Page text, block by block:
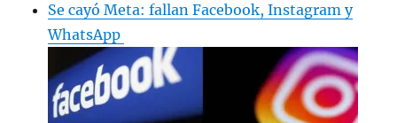
Avisen a todos.
pic.twitter.com/MzRi3wgw97
— DAVID ORREGO 
(@SoyDavidOrrego)
April 3, 2024
Se cayó Meta: fallan Facebook, Instagram y
WhatsApp